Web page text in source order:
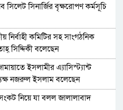
সিলেট সিনার্জির বৃক্ষরোপণ কর্মসূচি
নির্বাহী কমিটির সহ সাংগঠনিক
সিদ্দিকী বলেছেন
ইসলামীর এ্যাসিস্ট্যান্ট
নজরুল ইসলাম বলেছেন
নিয়ে যা বলল জালালাবাদ